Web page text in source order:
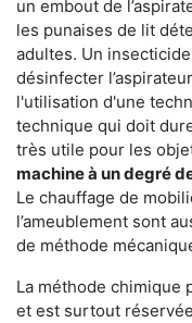
un embout de
les punaises de lit
adultes. Un
désinfecter
l'utilisation d'une
technique qui doit
très utile pour les
machine à un degré
Le chauffage de
l’ameublement sont
de méthode
La méthode chimique
et est surtout